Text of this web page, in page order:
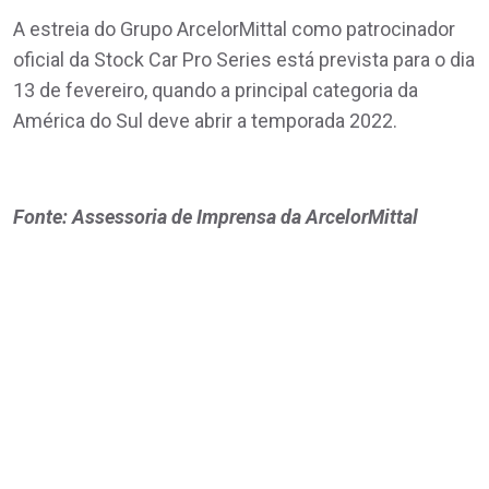
A estreia do Grupo ArcelorMittal como patrocinador
oficial da Stock Car Pro Series está prevista para o dia
13 de fevereiro, quando a principal categoria da
América do Sul deve abrir a temporada 2022.
Fonte: Assessoria de Imprensa da ArcelorMittal